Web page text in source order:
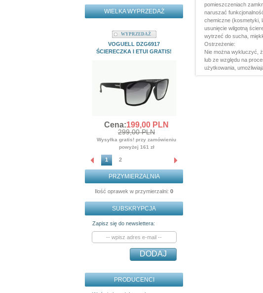
WIELKA WYPRZEDAŻ
WYPRZEDAŻ
VOGUELL DZG6917
ŚCIERECZKA I ETUI GRATIS!
Cena:199,00 PLN
299,00 PLN
Wysyłka gratis! przy zamówieniu
powyżej 161 zł
WYPRZEDAŻ
MYSTIQUE M22204C1 ETUI
ŚCIERECZKA GRATIS!!!
Cena:139,00
1 2
PRZYMIERZALNIA
Ilość oprawek w przymierzalni: 0
SUBSKRYPCJA
Zapisz się do newslettera:
DODAJ
PRODUCENCI
pomieszczeniach
naruszać
chemiczne (kosmetyki,
usunięcie wilgotną
wytrzeć do sucha,
Ostrzeżenie:
Nie można wykluczyć,
lub ze względu na
użytkowania,